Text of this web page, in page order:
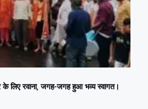
के लिए रवाना, जगह-जगह हुआ भव्य स्वागत।